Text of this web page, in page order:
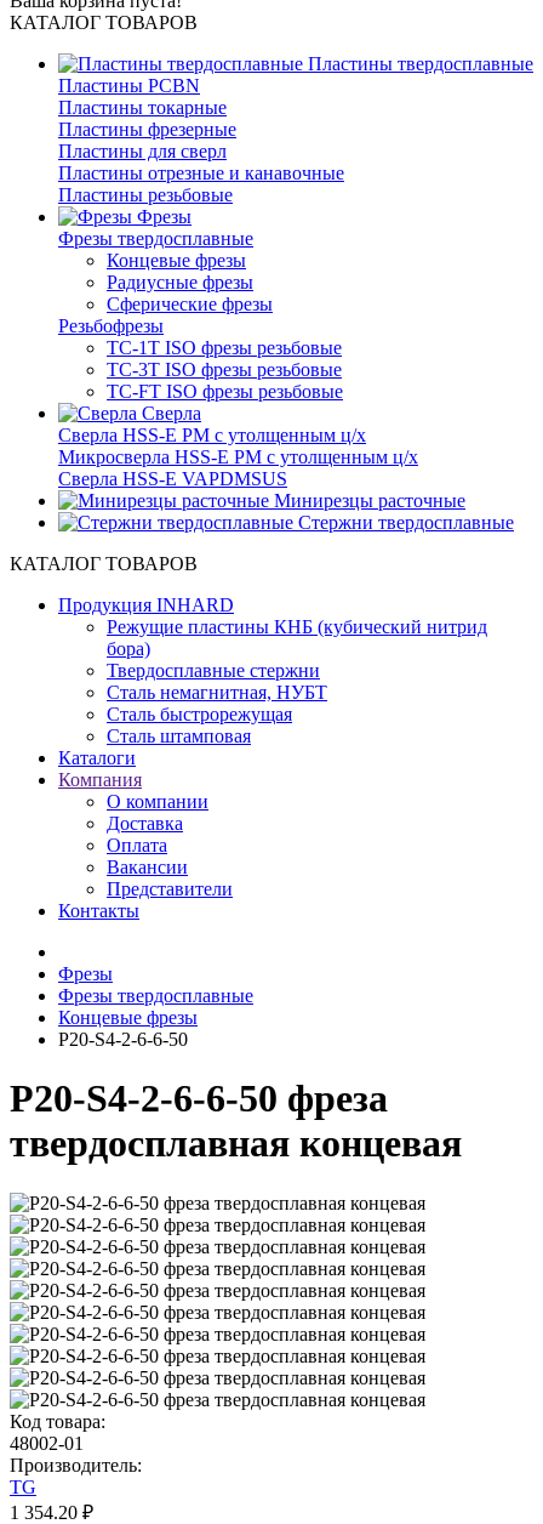
КАТАЛОГ ТОВАРОВ
Пластины твердосплавные
Пластины PCBN
Пластины токарные
Пластины фрезерные
Пластины для сверл
Пластины отрезные и канавочные
Пластины резьбовые
Фрезы
Фрезы твердосплавные
Концевые фрезы
Радиусные фрезы
Сферические фрезы
Резьбофрезы
TC-1T ISO фрезы резьбовые
TC-3T ISO фрезы резьбовые
TC-FT ISO фрезы резьбовые
Сверла
Cверла HSS-E PM c утолщенным ц/х
Микросверла HSS-E PM c утолщенным ц/х
Сверла HSS-E VAPDMSUS
Минирезцы расточные
Cтержни твердосплавные
КАТАЛОГ ТОВАРОВ
Продукция INHARD
Режущие пластины КНБ (кубический нитрид
бора)
Твердосплавные стержни
Сталь немагнитная, НУБТ
Сталь быстрорежущая
Сталь штамповая
Каталоги
Компания
О компании
Доставка
Оплата
Вакансии
Представители
Контакты
Фрезы
Фрезы твердосплавные
Концевые фрезы
P20-S4-2-6-6-50
P20-S4-2-6-6-50 фреза
твердосплавная концевая
Код товара:
48002-01
Производитель:
TG
1 354.20 ₽